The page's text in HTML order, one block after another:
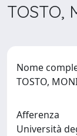
TOSTO,
Nome
TOSTO,
Afferenza
Università